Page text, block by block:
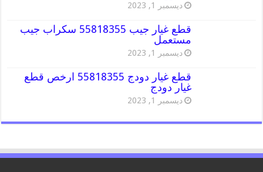
ديسمبر 1, 2023
قطع غيار جيب 55818355 سكراب جيب
مستعمل
ديسمبر 1, 2023
قطع غيار دودج 55818355 ارخص قطع
غيار دودج
ديسمبر 1, 2023